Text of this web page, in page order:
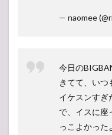
— naomee
今日の
きてて、いつ
イケスンすぎ
で、イスに座
っこよかった